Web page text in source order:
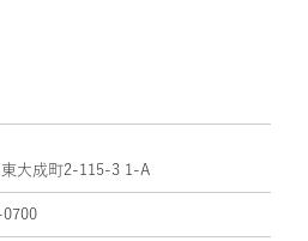
大成町2-115-3 1-A